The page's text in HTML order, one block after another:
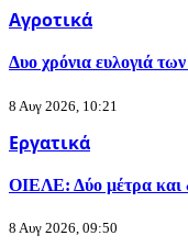
Αγροτικά
Δυο χρόνια ευλογιά
8 Αυγ 2026, 10:21
Εργατικά
ΟΙΕΛΕ: Δύο μέτρα και
8 Αυγ 2026, 09:50